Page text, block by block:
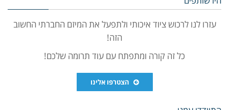
עזרו לנו לרכוש ציוד איכותי ולתפעל את המיזם החברתי החשוב
הזה!
כל זה קורה ומתפתח עם עוד תרומה שלכם!
הצטרפו אלינו